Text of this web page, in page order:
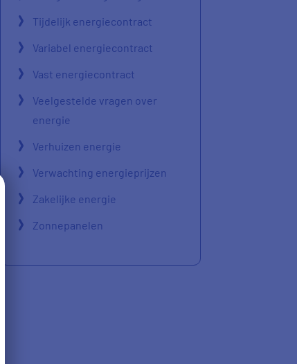
Tijdelijk energiecontract
Variabel energiecontract
Vast energiecontract
Veelgestelde vragen over
energie
Verhuizen energie
Verwachting energieprijzen
Zakelijke energie
Zonnepanelen